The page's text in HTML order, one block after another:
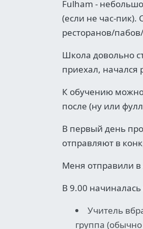
Fulham -
(если не час-
ресторанов/
Школа довольно
приехал, начался
К обучению
после (ну или
В первый день
отправляют в
Меня отправили в
В 9.00
Учитель
группа